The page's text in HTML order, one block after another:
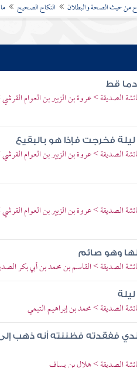
من حيث الصحة والبطلان النكاح الصحيح
قط
الصديقة > عروة بن الزبير بن العوام
فخرجت فإذا هو بالبقيع
الصديقة > عروة بن الزبير بن العوام
الصديقة > عروة بن الزبير بن العوام
وهو صائم
الصديقة > القاسم بن محمد بن أبي بكر
الصديقة > محمد بن إبراهيم التيمي
ففقدته فظننته أنه ذهب